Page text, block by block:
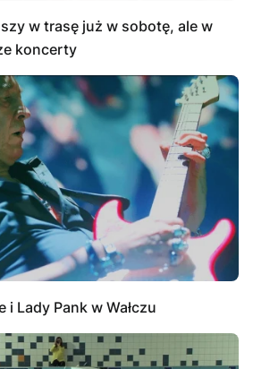
w trasę już w sobotę, ale w
koncerty
w Pile i Lady Pank w Wałczu